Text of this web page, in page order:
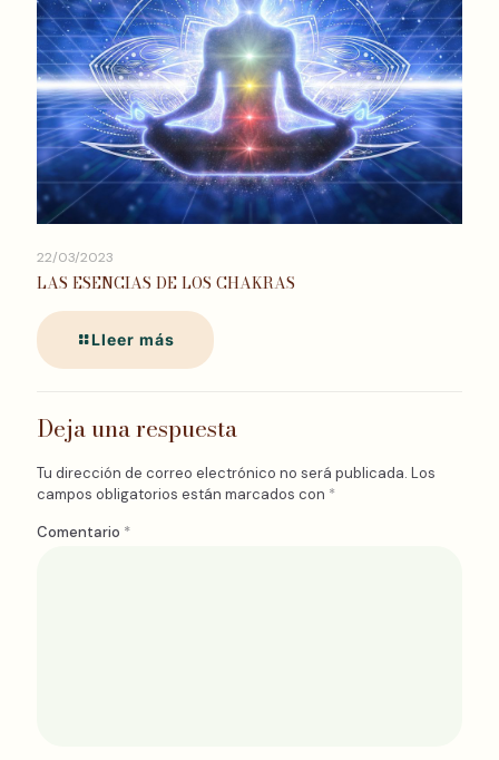
22/03/2023
LAS ESENCIAS DE LOS CHAKRAS
Lleer más
Deja una respuesta
Tu dirección de correo electrónico no será publicada. Los
campos obligatorios están marcados con *
Comentario *